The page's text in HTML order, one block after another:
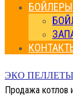
БОЙЛЕРЫ
ЭКО
Продажа котлов